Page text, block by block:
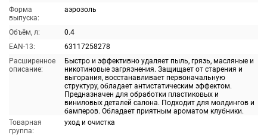
Форма
выпуска:
аэрозоль
Объём, л:
0.4
EAN-13:
63117258278
Расширенное
описание:
Быстро и эффективно удаляет пыль, грязь, масляные и
никотиновые загрязнения. Защищает от старения и
выгорания, восстанавливает первоначальную
структуру, обладает антистатическим эффектом.
Предназначен для обработки пластиковых и
виниловых деталей салона. Подходит для молдингов и
бамперов. Обладает приятным ароматом клубники.
Товарная
группа:
уход и очистка